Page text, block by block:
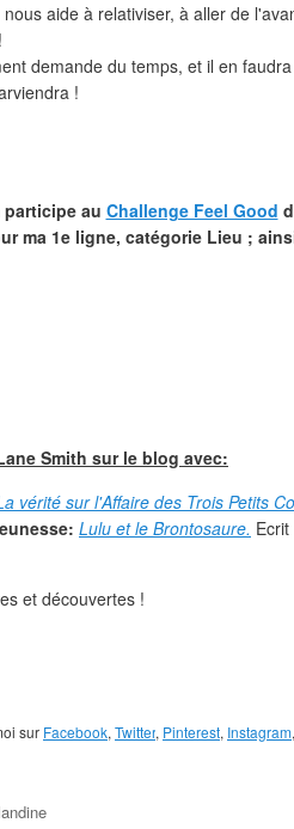
aide à relativiser, à aller de
demande du temps, et il en
!
participe au Challenge Feel Good
ma 1e ligne, catégorie Lieu ; ainsi
Smith sur le blog avec:
vérité sur l'Affaire des Trois Petits
Lulu et le Brontosaure.
et découvertes !
sur Facebook, Twitter, Pinterest, Instagram,